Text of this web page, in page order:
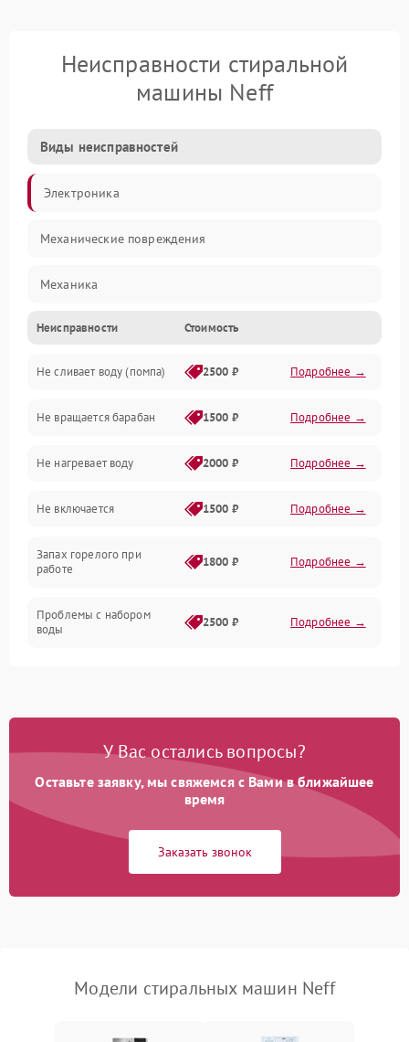
Неисправности стиральной
машины Neff
Виды неисправностей
Электроника
Механические повреждения
Механика
Электропитание
Водоснабжение
Слив
Программное обеспечение
Неисправности Стоимость
Не сливает воду (помпа) 2500 ₽ Подробнее →
Не вращается барабан 1500 ₽ Подробнее →
Не нагревает воду 2000 ₽ Подробнее →
Не включается 1500 ₽ Подробнее →
Запах горелого при
работе
1800 ₽ Подробнее →
Проблемы с набором
воды
2500 ₽ Подробнее →
Замена платы управления 2200 ₽ Подробнее →
У Вас остались вопросы?
Оставьте заявку, мы свяжемся с Вами в ближайшее
время
Заказать звонок
Модели стиральных машин Neff